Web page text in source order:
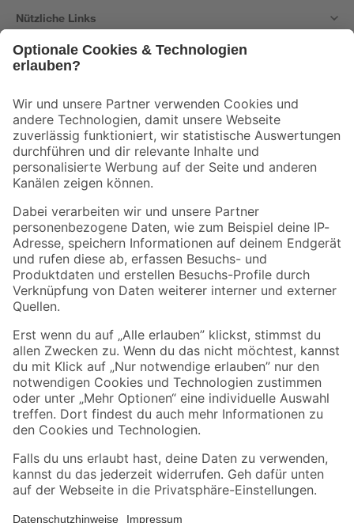
Nützliche Links
Der toom Newsletter: Keine Angebote und Aktionen mehr verpassen!
Zur Newsletter Anmeldung
Folge uns
Zahlungsarten Versandarten
Sicher einkaufen
Jetzt die toom-App herunterladen
Alle Preisangaben in EUR inkl. gesetzl. MwSt.. Die dargestellten Angebote sind unter
Umständen nicht in allen Märkten verfügbar. Die angegebenen Verfügbarkeiten beziehen
Produkte nur solange der Vorrat reicht.